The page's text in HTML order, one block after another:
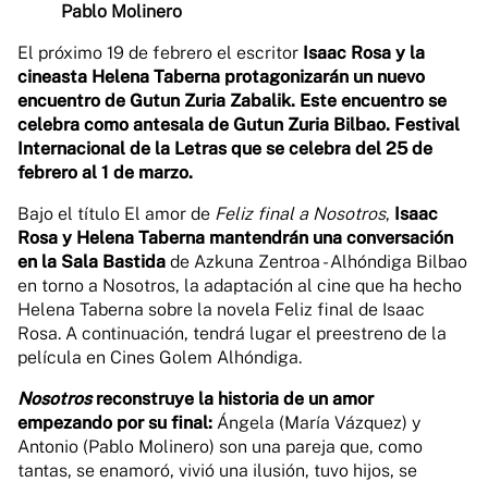
Pablo Molinero
El próximo 19 de febrero el escritor Isaac Rosa y la
cineasta Helena Taberna protagonizarán un nuevo
encuentro de Gutun Zuria Zabalik. Este encuentro se
celebra como antesala de Gutun Zuria Bilbao. Festival
Internacional de la Letras que se celebra del 25 de
febrero al 1 de marzo.
Bajo el título El amor de Feliz final a Nosotros, Isaac
Rosa y Helena Taberna mantendrán una conversación
en la Sala Bastida de Azkuna Zentroa - Alhóndiga Bilbao
en torno a Nosotros, la adaptación al cine que ha hecho
Helena Taberna sobre la novela Feliz final de Isaac
Rosa. A continuación, tendrá lugar el preestreno de la
película en Cines Golem Alhóndiga.
Nosotrosreconstruye la historia de un amor
empezando por su final: Ángela (María Vázquez) y
Antonio (Pablo Molinero) son una pareja que, como
tantas, se enamoró, vivió una ilusión, tuvo hijos, se